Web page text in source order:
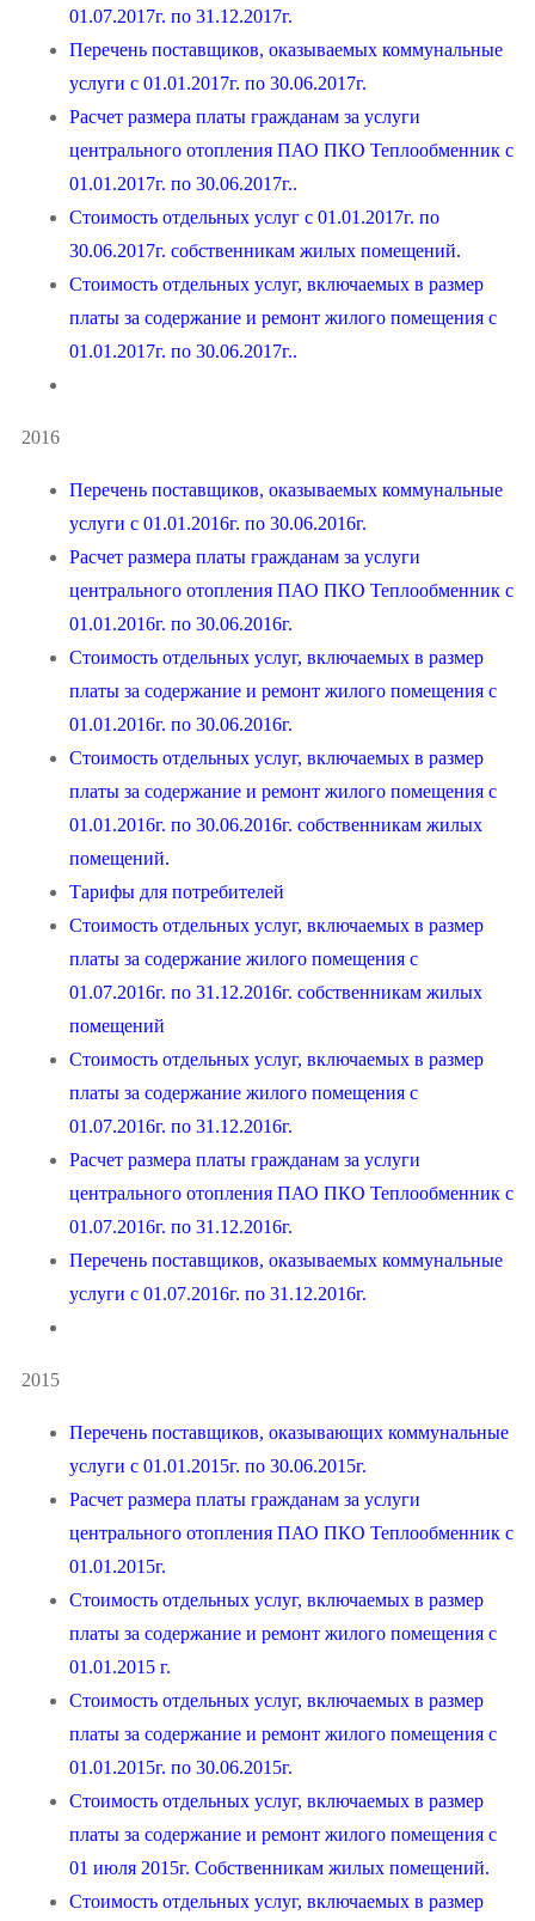
01.07.2017г. по 31.12.2017г.
Перечень поставщиков, оказываемых коммунальные
услуги с 01.01.2017г. по 30.06.2017г.
Расчет размера платы гражданам за услуги
центрального отопления ПАО ПКО Теплообменник с
01.01.2017г. по 30.06.2017г..
Стоимость отдельных услуг с 01.01.2017г. по
30.06.2017г. собственникам жилых помещений.
Стоимость отдельных услуг, включаемых в размер
платы за содержание и ремонт жилого помещения с
01.01.2017г. по 30.06.2017г..
2016
Перечень поставщиков, оказываемых коммунальные
услуги с 01.01.2016г. по 30.06.2016г.
Расчет размера платы гражданам за услуги
центрального отопления ПАО ПКО Теплообменник с
01.01.2016г. по 30.06.2016г.
Стоимость отдельных услуг, включаемых в размер
платы за содержание и ремонт жилого помещения с
01.01.2016г. по 30.06.2016г.
Стоимость отдельных услуг, включаемых в размер
платы за содержание и ремонт жилого помещения с
01.01.2016г. по 30.06.2016г. собственникам жилых
помещений.
Тарифы для потребителей
Стоимость отдельных услуг, включаемых в размер
платы за содержание жилого помещения с
01.07.2016г. по 31.12.2016г. собственникам жилых
помещений
Стоимость отдельных услуг, включаемых в размер
платы за содержание жилого помещения с
01.07.2016г. по 31.12.2016г.
Расчет размера платы гражданам за услуги
центрального отопления ПАО ПКО Теплообменник с
01.07.2016г. по 31.12.2016г.
Перечень поставщиков, оказываемых коммунальные
услуги с 01.07.2016г. по 31.12.2016г.
2015
Перечень поставщиков, оказывающих коммунальные
услуги с 01.01.2015г. по 30.06.2015г.
Расчет размера платы гражданам за услуги
центрального отопления ПАО ПКО Теплообменник с
01.01.2015г.
Стоимость отдельных услуг, включаемых в размер
платы за содержание и ремонт жилого помещения с
01.01.2015 г.
Стоимость отдельных услуг, включаемых в размер
платы за содержание и ремонт жилого помещения с
01.01.2015г. по 30.06.2015г.
Стоимость отдельных услуг, включаемых в размер
платы за содержание и ремонт жилого помещения с
01 июля 2015г. Cобственникам жилых помещений.
Стоимость отдельных услуг, включаемых в размер